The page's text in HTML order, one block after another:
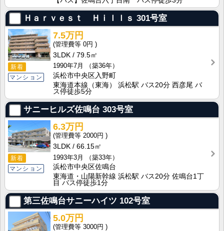
Ｈａｒｖｅｓｔ Ｈｉｌｌｓ 301号室
新着
マンション
7.5万円
0円
3LDK
79.5㎡
1990年7月
（築36年）
浜松市中央区入野町
東海道本線（東海） 浜松駅 バス20分 西彦尾 バ
ス停徒歩5分
サニーヒルズ佐鳴台 303号室
新着
マンション
6.3万円
2000円
3LDK
66.15㎡
1993年3月
（築33年）
浜松市中央区佐鳴台
東海道・山陽新幹線 浜松駅 バス20分 佐鳴台1丁
目 バス停徒歩1分
第三佐鳴台サニーハイツ 102号室
5.0万円
3000円